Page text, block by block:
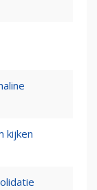
kijken